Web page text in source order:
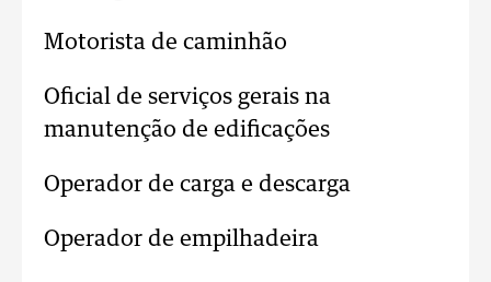
Motorista de caminhão
Oficial de serviços gerais na
manutenção de edificações
Operador de carga e descarga
Operador de empilhadeira